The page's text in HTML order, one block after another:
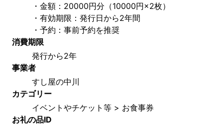
・金額：20000円分（10000円×2枚）
・有効期限：発行日から2年間
・予約：事前予約を推奨
消費期限
発行から2年
事業者
すし屋の中川
カテゴリー
イベントやチケット等 > お食事券
お礼の品ID